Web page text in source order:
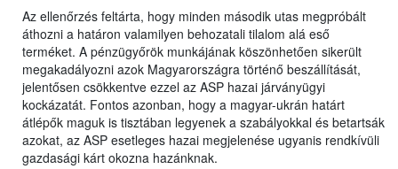
Az ellenőrzés feltárta, hogy minden második utas megpróbált
áthozni a határon valamilyen behozatali tilalom alá eső
terméket. A pénzügyőrök munkájának köszönhetően sikerült
megakadályozni azok Magyarországra történő beszállítását,
jelentősen csökkentve ezzel az ASP hazai járványügyi
kockázatát. Fontos azonban, hogy a magyar-ukrán határt
átlépők maguk is tisztában legyenek a szabályokkal és betartsák
azokat, az ASP esetleges hazai megjelenése ugyanis rendkívüli
gazdasági kárt okozna hazánknak.